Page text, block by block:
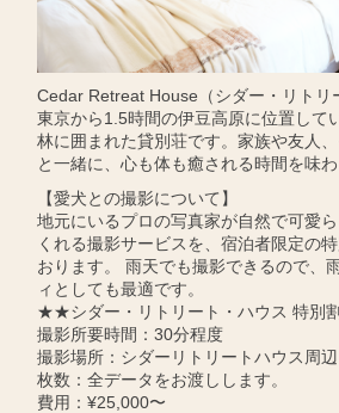
Cedar Retreat House（シダー・リトリ
東京から1.5時間の伊豆高原に位置して
林に囲まれた貸別荘です。家族や友人
と一緒に、心も体も癒される時間を味わ
【愛犬との撮影について】
地元にいるプロの写真家が自然で可愛
くれる撮影サービスを、宿泊者限定の
おります。 雨天でも撮影できるので、
ィとしても最適です。
★★シダー・リトリート・ハウス 特別
撮影所要時間：30分程度
撮影場所：シダーリトリートハウス周辺
枚数：全データをお渡しします。
費用：¥25,000〜